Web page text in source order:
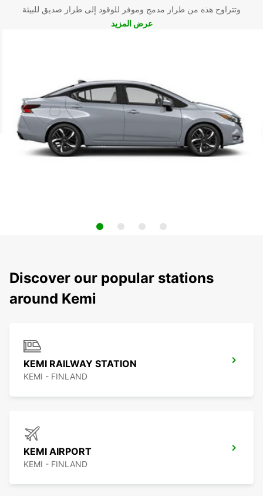
وتتراوح هذه من طراز مدمج وموفر للوقود إلى طراز صديق للبيئة
عرض المزيد
Discover our popular stations
around Kemi
KEMI RAILWAY STATION
KEMI - FINLAND
KEMI AIRPORT
KEMI - FINLAND